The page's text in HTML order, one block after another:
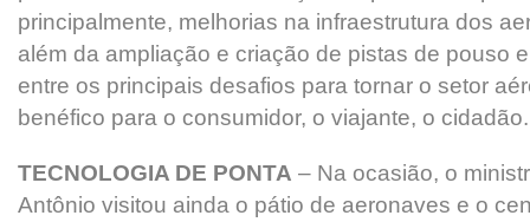
principalmente, melhorias na infraestrutura dos
além da ampliação e criação de pistas de pouso
entre os principais desafios para tornar o setor
benéfico para o consumidor, o viajante, o cidadão.
TECNOLOGIA DE PONTA – Na ocasião, o
Antônio visitou ainda o pátio de aeronaves e o